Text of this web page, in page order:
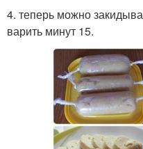
4. теперь можно
варить минут 15.